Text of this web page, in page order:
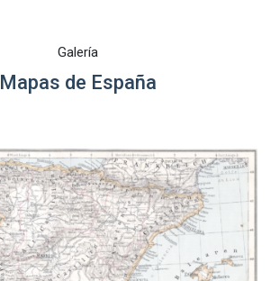
Galería
Mapas de España